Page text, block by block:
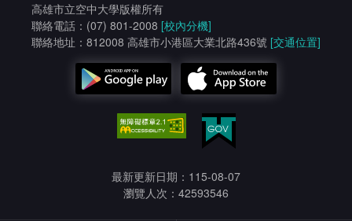
高雄市立空中大學版權所有
聯絡電話：(07) 801-2008 [校內分機]
聯絡地址：812008 高雄市小港區大業北路436號 [交通位置]
最新更新日期：115-08-07
瀏覽人次：42593546